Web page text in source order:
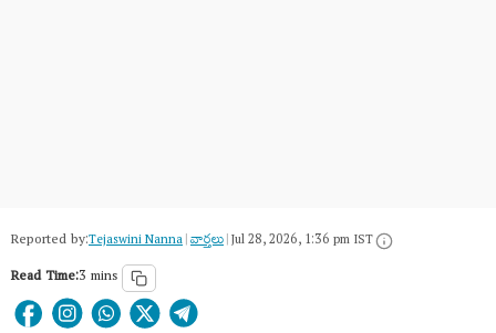
Reported by:Tejaswini Nanna|వార్త‌లు|Jul 28, 2026, 1:36 pm IST
Read Time:3 mins